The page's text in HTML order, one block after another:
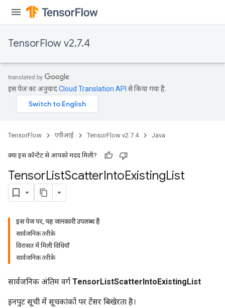
TensorFlow v2.7.4
इस पेज का अनुवादCloud Translation API से किया गया है.
TensorFlow एपीआई TensorFlow v2.7.4 Java
क्या इस कॉन्टेंट से आपको मदद मिली?
TensorListScatterIntoExistingList
इस पेज पर, यह जानकारी उपलब्ध है
सार्वजनिक तरीके
विरासत में मिली विधियाँ
सार्वजनिक तरीके
सार्वजनिक अंतिम वर्ग TensorListScatterIntoExistingList
इनपुट सूची में सूचकांकों पर टेंसर बिखेरता है।